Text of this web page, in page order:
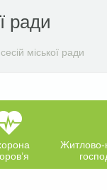
ради
міської ради
Житлово-